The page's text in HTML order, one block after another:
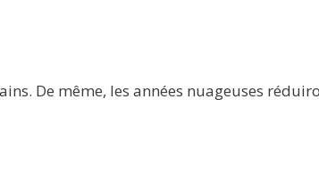
De même, les années nuageuses